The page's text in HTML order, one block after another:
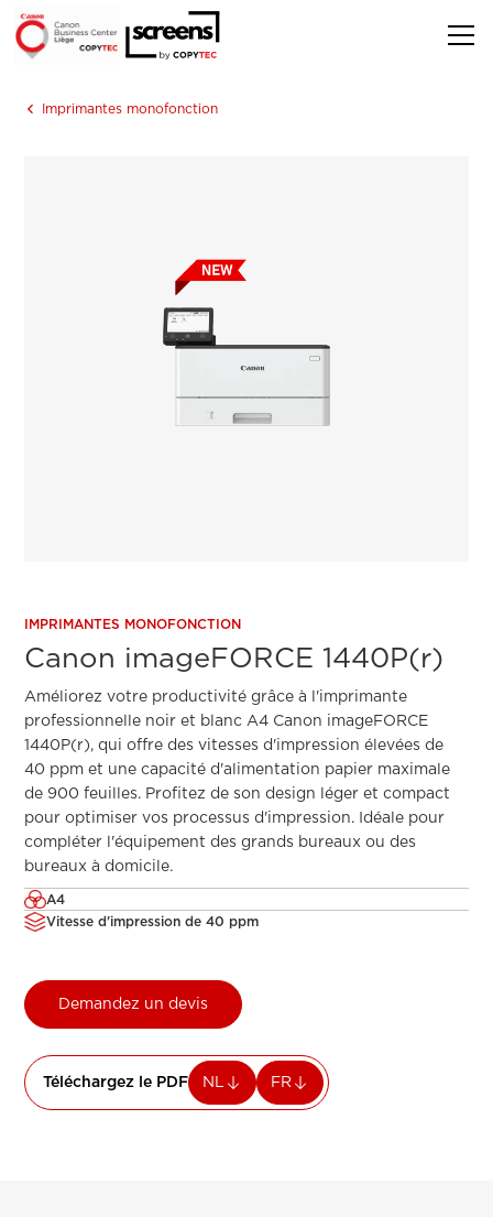
Imprimantes monofonction
IMPRIMANTES MONOFONCTION
Canon imageFORCE 1440P(r)
Améliorez votre productivité grâce à l'imprimante
professionnelle noir et blanc A4 Canon imageFORCE
1440P(r), qui offre des vitesses d'impression élevées de
40 ppm et une capacité d'alimentation papier maximale
de 900 feuilles. Profitez de son design léger et compact
pour optimiser vos processus d'impression. Idéale pour
compléter l'équipement des grands bureaux ou des
bureaux à domicile.
A4
Vitesse d'impression de 40 ppm
Demandez un devis
Téléchargez le PDF NL FR